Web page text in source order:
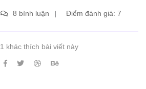
8 bình luận Điểm đánh giá: 7
1 khác thích bài viết này